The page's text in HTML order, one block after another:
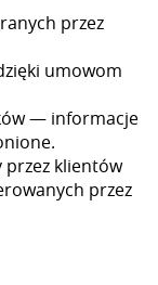
przez
umowom
— informacje
przez klientów
przez